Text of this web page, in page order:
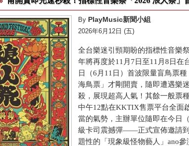
By PlayMusic新聞小組
2026年6月12日 (五)
全台樂迷引頸期盼的指標性音樂
年將再度於11月7日至11月8日在
日（6月11日）首波限量盲鳥票
海鳥票」才剛開賣，隨即遭遇樂
殺，展現超高人氣！其餘一般票
中午12點在KKTIX售票平台全面
當的氣勢，主辦單位隨即在今日
級卡司震撼彈——正式宣佈邀請
題性的「現象級怪物藝人」ano